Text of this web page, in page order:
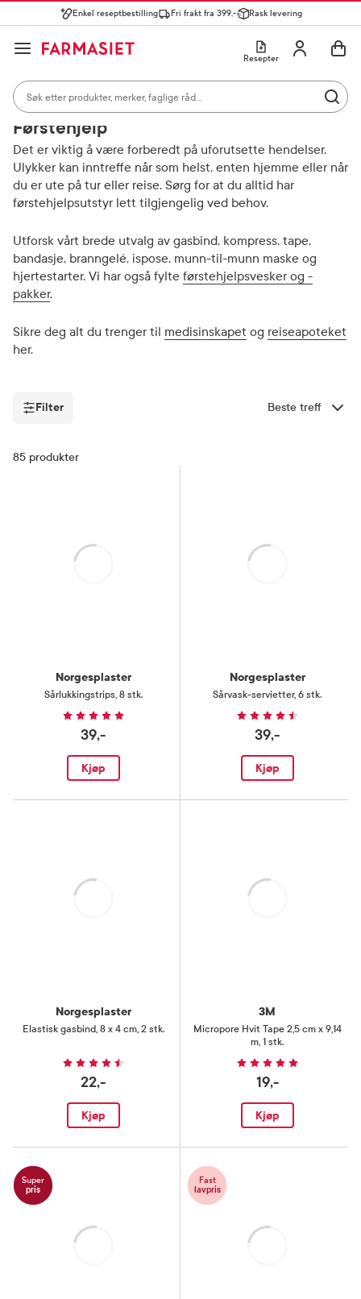
Enkel reseptbestilling Fri frakt fra 399,- Rask levering
GÅ TIL INNHOLD
TIL HANDLEKURVEN
Åpne
Søk i apotek
Utfør
Resepter Min profil
Hjem
Førstehjelp
Det er viktig å være forberedt på uforutsette hendelser.
Ulykker kan inntreffe når som helst, enten hjemme eller når
du er ute på tur eller reise. Sørg for at du alltid har
førstehjelpsutstyr lett tilgjengelig ved behov.
Utforsk vårt brede utvalg av gasbind, kompress, tape,
bandasje, branngelé, ispose, munn-til-munn maske og
hjertestarter. Vi har også fylte førstehjelpsvesker og -
pakker.
Sikre deg alt du trenger til medisinskapet og reiseapoteket
her.
Filter
Filter
85 produkter
Norgesplaster
Sårlukkingstrips, 8 stk.
39,-
Kjøp
Norgesplaster
Sårvask-servietter, 6 stk.
39,-
Kjøp
Norgesplaster
Elastisk gasbind, 8 x 4 cm, 2 stk.
22,-
Kjøp
3M
Micropore Hvit Tape 2,5 cm x 9,14
m, 1 stk.
19,-
Kjøp
Super
pris
Fast
lavpris
Søk i apotek
Skriv inn minst ett tegn for å se forslag, eller trykk søk.
Mest søkte kategorier
Populære søk
cerave
paracet
magnesium
cosmica